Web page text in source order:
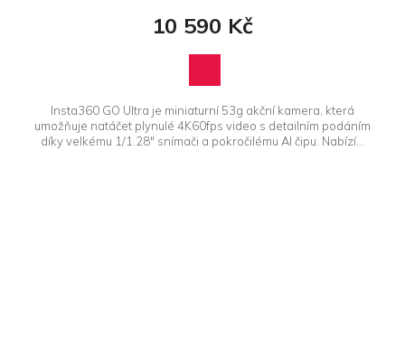
10 590 Kč
Insta360 GO Ultra je miniaturní 53g akční kamera, která
umožňuje natáčet plynulé 4K60fps video s detailním podáním
díky velkému 1/1.28" snímači a pokročilému AI čipu. Nabízí...